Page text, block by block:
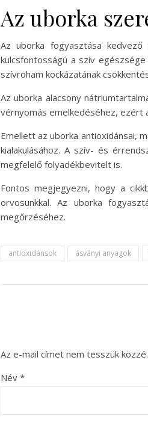
Az uborka
Az uborka fogyasztása
kulcsfontosságú a szív
szívroham kockázatának
Az uborka alacsony
vérnyomás emelkedéséhez, ezért
Emellett az uborka antioxidánsai,
kialakulásához. A szív- és
megfelelő folyadékbevitelt is.
Fontos megjegyezni, hogy a
orvosunkkal. Az uborka
megőrzéséhez.
antioxidánsok ásványi anyagok
Az e-mail címet nem tesszük közzé.
Név *